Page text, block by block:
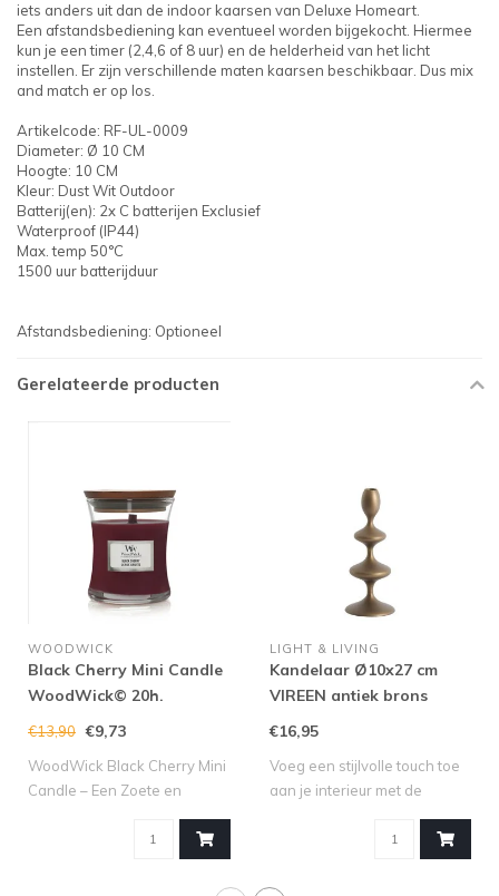
iets anders uit dan de indoor kaarsen van Deluxe Homeart.
Een afstandsbediening kan eventueel worden bijgekocht. Hiermee
kun je een timer (2,4,6 of 8 uur) en de helderheid van het licht
instellen. Er zijn verschillende maten kaarsen beschikbaar. Dus mix
and match er op los.
Artikelcode: RF-UL-0009
Diameter: Ø 10 CM
Hoogte: 10 CM
Kleur: Dust Wit Outdoor
Batterij(en): 2x C batterijen Exclusief
Waterproof (IP44)
Max. temp 50°C
1500 uur batterijduur
Afstandsbediening: Optioneel
Gerelateerde producten
WOODWICK
Black Cherry Mini Candle
WoodWick© 20h.
€13,90 €9,73
WoodWick Black Cherry Mini
Candle – Een Zoete en
LIGHT & LIVING
Kandelaar Ø10x27 cm
VIREEN antiek brons
€16,95
Voeg een stijlvolle touch toe
aan je interieur met de